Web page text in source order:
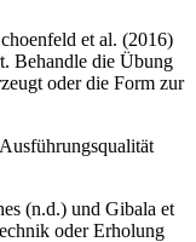
et al. (2016)
Behandle die Übung
oder die Form zur
(n.d.) und Gibala et
oder Erholung